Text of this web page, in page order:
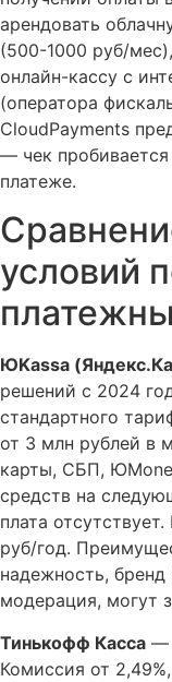
арендовать
(500-1000 руб/
онлайн-кассу с
(оператора
CloudPayments
— чек
платеже.
условий
ЮKassa
решений с 2024
стандартного
от 3 млн рублей в
карты, СБП,
средств на
плата
руб/год.
надежность, бренд
модерация, могут
Тинькофф Касса —
Комиссия от